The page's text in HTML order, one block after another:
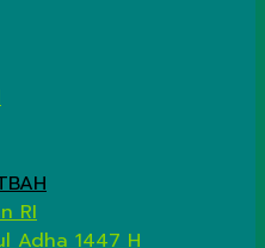
RI
Adha 1447 H